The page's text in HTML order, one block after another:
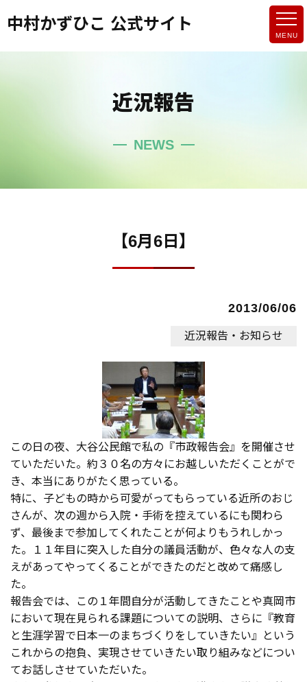
中村かずひこ 公式サイト
近況報告
NEWS
【6月6日】
2013/06/06
近況報告・お知らせ
この日の夜、大谷公民館で私の『市政報告会』を開催させ
ていただいた。約３０名の方々にお越しいただくことがで
き、本当にありがたく思っている。
特に、子どもの時から可愛がってもらっている近所のおじ
さんが、次の週から入院・手術を控えているにも関わら
ず、最後まで参加してくれたことが何よりもうれしかっ
た。１１年目に突入した自分の議員活動が、色々な人の支
えがあってやってくることができたのだと改めて痛感し
た。
報告会では、この１年間自分が活動してきたことや真岡市
において現在見られる課題についての説明、さらに『教育
と生涯学習で日本一のまちづくりをしていきたい』という
これからの抱負、実現させていきたい取り組みなどについ
てお話しさせていただいた。